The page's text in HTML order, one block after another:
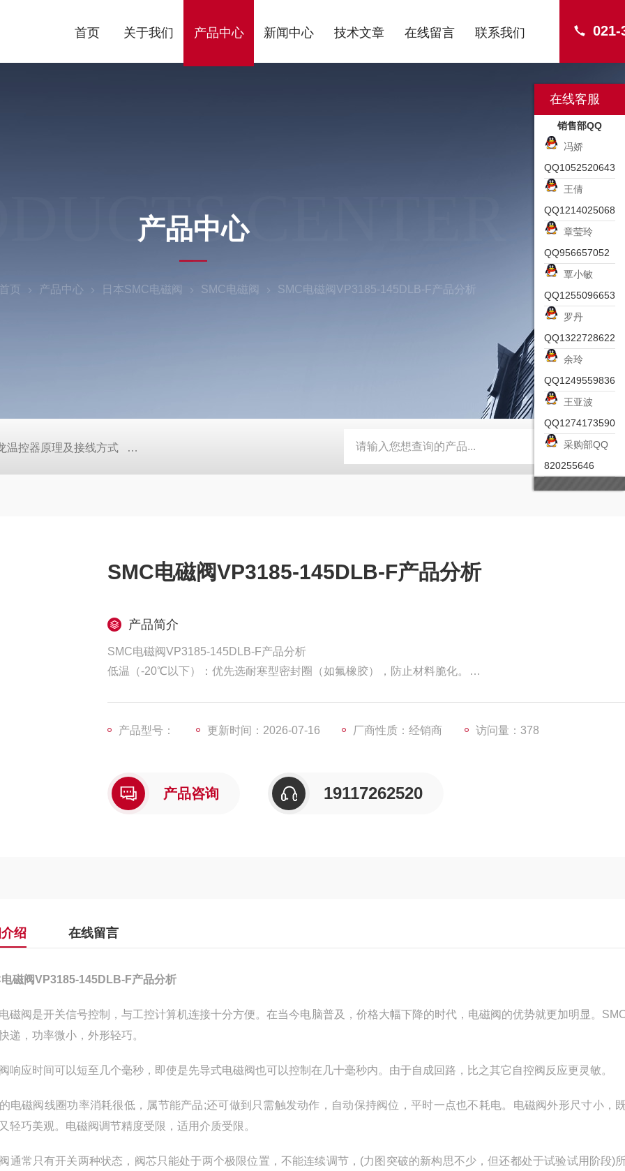
021-
首页 关于我们 产品中心 新闻中心 技术文章 在线留言 联系我们
CENTER
产品中心
页 产品中心 日本SMC电磁阀 SMC电磁阀 SMC电磁阀VP3185-145DLB-F产品分析
温控器原理及接线方式 日本SMC真空压力开关的中文资料ZK2-ZSEA-A *皮尔兹PILZ安全激光扫描仪 RZMO-TER-
SMC电磁阀VP3185-145DLB-F产品分析
产品简介
SMC电磁阀VP3185-145DLB-F产品分析
低温（-20℃以下）：优先选耐寒型密封圈（如氟橡胶），防止材料脆化。
产品型号：
更新时间：2026-07-16 厂商性质：经销商 访问量：378
产品咨询 19117262520
绍 在线留言
磁阀VP3185-145DLB-F产品分析
磁阀是开关信号控制，与工控计算机连接十分方便。在当今电脑普及，价格大幅下降的时代，电磁阀的优势就更加明显。
递，功率微小，外形轻巧。
响应时间可以短至几个毫秒，即使是先导式电磁阀也可以控制在几十毫秒内。由于自成回路，比之其它自控阀反应更灵敏。
电磁阀线圈功率消耗很低，属节能产品;还可做到只需触发动作，自动保持阀位，平时一点也不耗电。电磁阀外形尺寸小，
轻巧美观。电磁阀调节精度受限，适用介质受限。
通常只有开关两种状态，阀芯只能处于两个极限位置，不能连续调节，(力图突破的新构思不少，但还都处于试验试用阶段)
在线客服
销售部QQ
冯娇
QQ1052520643
王倩
QQ1214025068
章莹玲
QQ956657052
覃小敏
QQ1255096653
罗丹
QQ1322728622
余玲
QQ1249559836
王亚波
QQ1274173590
采购部QQ
820255646